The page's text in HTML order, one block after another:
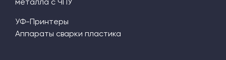
УФ-Принтеры
Аппараты сварки пластика